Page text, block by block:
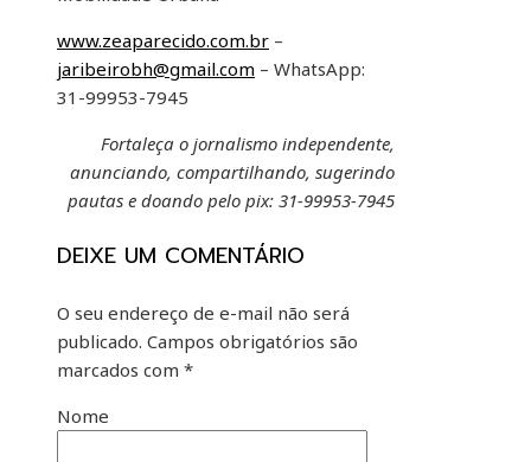
www.zeaparecido.com.br –
jaribeirobh@gmail.com – WhatsApp:
31-99953-7945
Fortaleça o jornalismo independente,
anunciando, compartilhando, sugerindo
pautas e doando pelo pix: 31-99953-7945
DEIXE UM COMENTÁRIO
O seu endereço de e-mail não será
publicado. Campos obrigatórios são
marcados com *
Nome